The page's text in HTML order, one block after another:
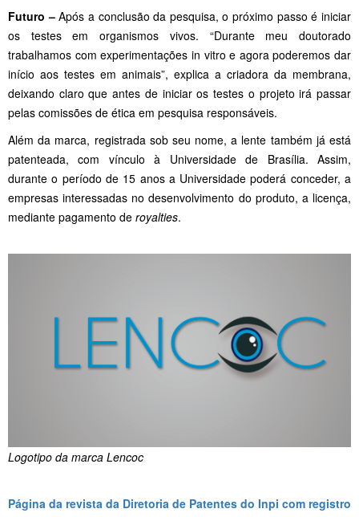
Futuro –Após a conclusão da pesquisa, o próximo passo é iniciar
os testes em organismos vivos. “Durante meu doutorado
trabalhamos com experimentações in vitro e agora poderemos dar
início aos testes em animais”, explica a criadora da membrana,
deixando claro que antes de iniciar os testes o projeto irá passar
pelas comissões de ética em pesquisa responsáveis.
Além da marca, registrada sob seu nome, a lente também já está
patenteada, com vínculo à Universidade de Brasília. Assim,
durante o período de 15 anos a Universidade poderá conceder, a
empresas interessadas no desenvolvimento do produto, a licença,
mediante pagamento de royalties.
Logotipo da marca Lencoc
Página da revista da Diretoria de Patentes do Inpi com registro